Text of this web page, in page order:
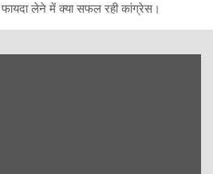
फायदा लेने में क्या सफल रही कांग्रेस।